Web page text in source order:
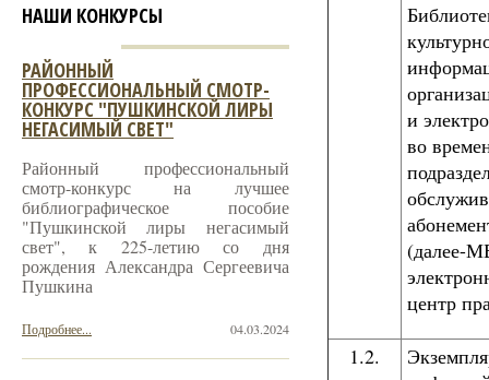
и
во
(далее-
центр
1.2.
НАШИ КОНКУРСЫ
РАЙОННЫЙ
ПРОФЕССИОНАЛЬНЫЙ СМОТР-
КОНКУРС "ПУШКИНСКОЙ ЛИРЫ
НЕГАСИМЫЙ СВЕТ"
Районный профессиональный
смотр-конкурс на лучшее
библиографическое пособие
"Пушкинской лиры негасимый
свет", к 225-летию со дня
рождения Александра Сергеевича
Пушкина
04.03.2024
Подробнее...